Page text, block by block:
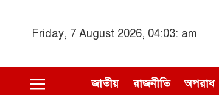
Friday, 7 August 2026, 04:03: am
জাতীয় রাজনীতি অপরাধ